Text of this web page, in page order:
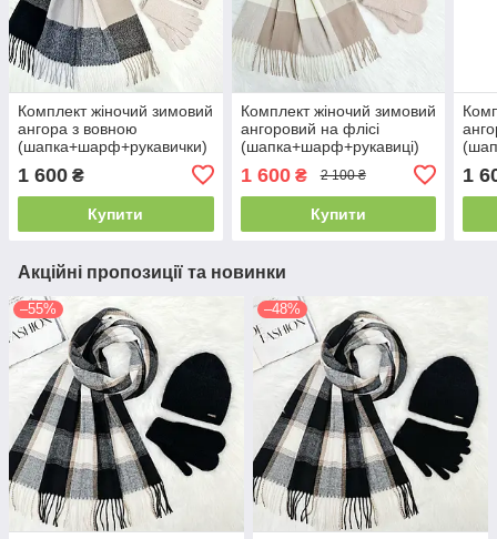
Комплект жіночий зимовий
ангора з вовною
(шапка+шарф+рукавички)
бежевий 12329 - 1080 -
4074
1 600 ₴
Купити
Комплект жіночий зимовий
ангоровий на флісі
(шапка+шарф+рукавиці)
бежевий 13905 - 1140 -
4225
1 600₴ 2 100 ₴
Купити
1
Акційні пропозиції та новинки
–55% –48%